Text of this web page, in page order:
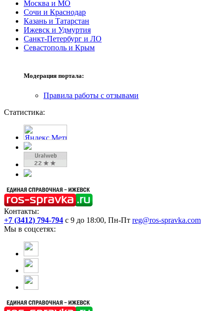
Москва и МО
Сочи и Краснодар
Казань и Татарстан
Ижевск и Удмуртия
Санкт-Петербург и ЛО
Севастополь и Крым
Модерация портала:
Правила работы с отзывами
Статистика:
Контакты:
+7 (3412) 794-794 с 9 до 18:00, Пн-Пт reg@ros-spravka.com
Мы в соцсетях: